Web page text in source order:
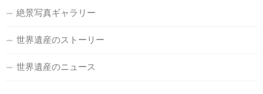
絶景写真ギャラリー
世界遺産のストーリー
世界遺産のニュース